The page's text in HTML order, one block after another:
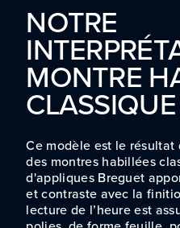
NOTRE
MONTRE
CLASSIQUE
Ce modèle est le
des montres habillées
d'appliques Breguet
et contraste avec la
lecture de l’heure est